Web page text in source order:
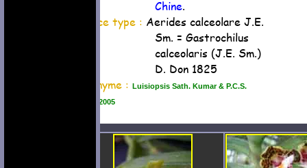
Chine.
Espèce type : Aerides calceolare J.E.
Sm. = Gastrochilus
calceolaris (J.E. Sm.)
D. Don 1825
Synonyme :
Luisiopsis Sath. Kumar & P.C.S.
Kumar 2005